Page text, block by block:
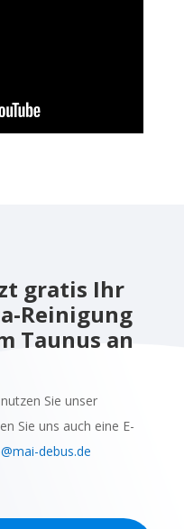
gratis Ihr
Reinigung
Taunus an
Sie unser
Sie uns auch eine E-
debus.de